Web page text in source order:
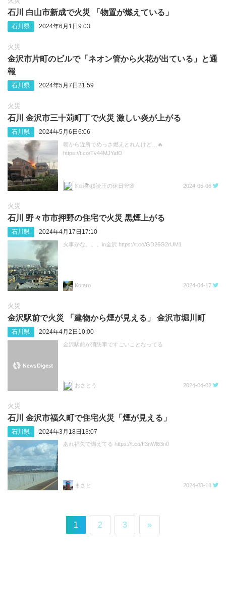
石川 白山市新成で火災 「物置が燃えている」
石川県 2024年6月1日9:03
火災
金沢市片町のビルで「ネオン管から火花が出ている」と通
報
石川県 2024年5月7日21:59
火災
石川 金沢市三十苅町丁で火災 激しい炎が上がる
石川県 2024年5月6日6:06
朝から近所でめっさ燃えとれんけど…🔥
https://t.co/Tv44MJYafO
𝕂𝕖𝕚📚積読王の休日🎌🌸 2024-05-06
火災
石川 野々市市押野の住宅で火災 黒煙上がる
石川県 2024年4月17日17:10
火事かな。。。in金沢 https://t.co/GD26G2rUM1
Kotaro 2024-04-17
火災
金沢駅前で火災 「建物から煙が見える」 金沢市堀川町
石川県 2024年4月2日10:00
金沢駅前が消防車ですごいことなってる
おさとう 2024-04-02
火災
石川 金沢市福久町で住宅火災「煙が見える」
石川県 2024年3月18日13:07
あれ福久で燃えてる https://t.co/ff3nWl63n0
まさと 2024-03-18
1 2 3 »